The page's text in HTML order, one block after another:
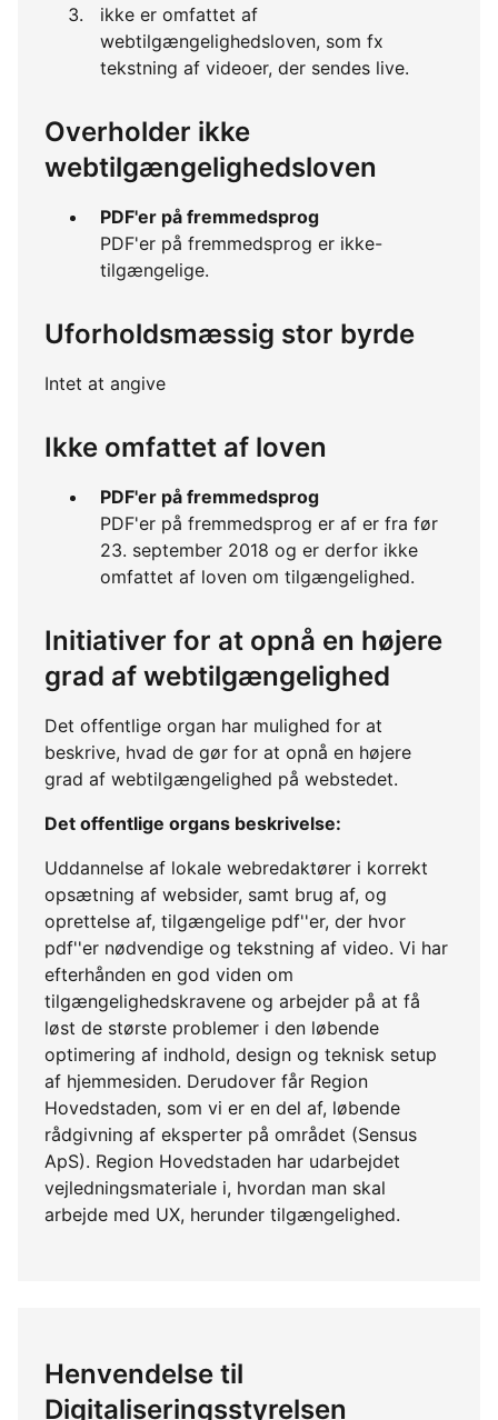
ikke er omfattet af
webtilgængelighedsloven, som fx
tekstning af videoer, der sendes live.
Overholder ikke
webtilgængelighedsloven
PDF'er på fremmedsprog
PDF'er på fremmedsprog er ikke-
tilgængelige.
Uforholdsmæssig stor byrde
Intet at angive
Ikke omfattet af loven
PDF'er på fremmedsprog
PDF'er på fremmedsprog er af er fra før
23. september 2018 og er derfor ikke
omfattet af loven om tilgængelighed.
Initiativer for at opnå en højere
grad af webtilgængelighed
Det offentlige organ har mulighed for at
beskrive, hvad de gør for at opnå en højere
grad af webtilgængelighed på webstedet.
Det offentlige organs beskrivelse:
Uddannelse af lokale webredaktører i korrekt
opsætning af websider, samt brug af, og
oprettelse af, tilgængelige pdf''er, der hvor
pdf''er nødvendige og tekstning af video. Vi har
efterhånden en god viden om
tilgængelighedskravene og arbejder på at få
løst de største problemer i den løbende
optimering af indhold, design og teknisk setup
af hjemmesiden. Derudover får Region
Hovedstaden, som vi er en del af, løbende
rådgivning af eksperter på området (Sensus
ApS). Region Hovedstaden har udarbejdet
vejledningsmateriale i, hvordan man skal
arbejde med UX, herunder tilgængelighed.
Henvendelse til
Digitaliseringsstyrelsen